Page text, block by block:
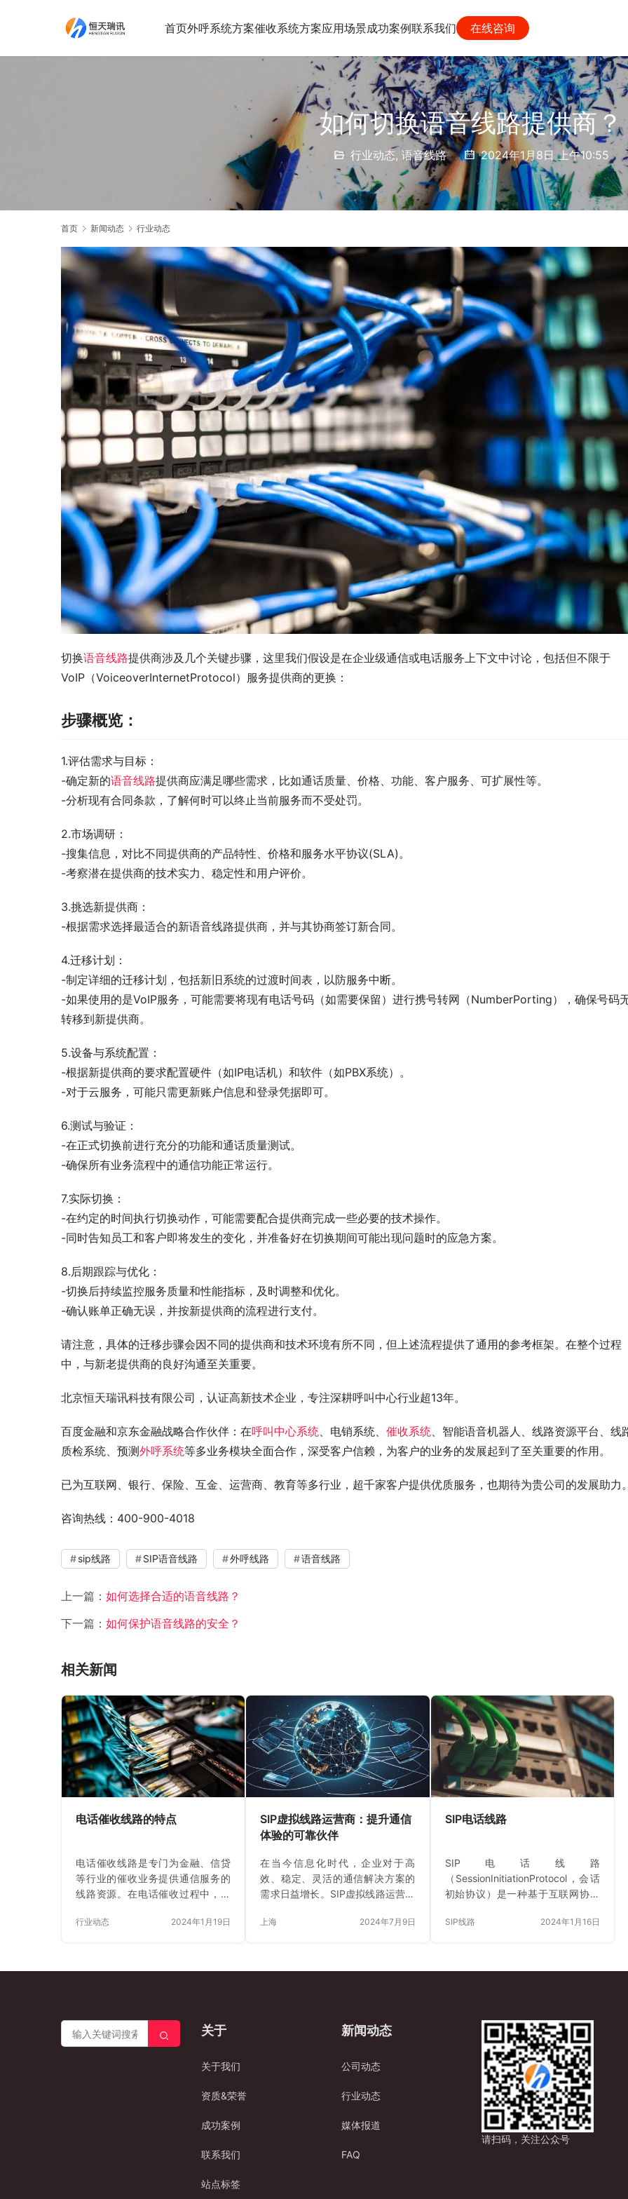
首页外呼系统方案催收系统方案应用场景成功案例联系我们 在线咨询
如何切换语音线路提供商？
行业动态, 语音线路 2024年1月8日 上午10:55
首页 新闻动态 行业动态
切换语音线路提供商涉及几个关键步骤，这里我们假设是在企业级通信或电话服务上下文中讨论，包括但不限于
VoIP（VoiceoverInternetProtocol）服务提供商的更换：
步骤概览：
1.评估需求与目标：
-确定新的语音线路提供商应满足哪些需求，比如通话质量、价格、功能、客户服务、可扩展性等。
-分析现有合同条款，了解何时可以终止当前服务而不受处罚。
2.市场调研：
-搜集信息，对比不同提供商的产品特性、价格和服务水平协议(SLA)。
-考察潜在提供商的技术实力、稳定性和用户评价。
3.挑选新提供商：
-根据需求选择最适合的新语音线路提供商，并与其协商签订新合同。
4.迁移计划：
-制定详细的迁移计划，包括新旧系统的过渡时间表，以防服务中断。
-如果使用的是VoIP服务，可能需要将现有电话号码（如需要保留）进行携号转网（NumberPorting），确保号码
转移到新提供商。
5.设备与系统配置：
-根据新提供商的要求配置硬件（如IP电话机）和软件（如PBX系统）。
-对于云服务，可能只需更新账户信息和登录凭据即可。
6.测试与验证：
-在正式切换前进行充分的功能和通话质量测试。
-确保所有业务流程中的通信功能正常运行。
7.实际切换：
-在约定的时间执行切换动作，可能需要配合提供商完成一些必要的技术操作。
-同时告知员工和客户即将发生的变化，并准备好在切换期间可能出现问题时的应急方案。
8.后期跟踪与优化：
-切换后持续监控服务质量和性能指标，及时调整和优化。
-确认账单正确无误，并按新提供商的流程进行支付。
请注意，具体的迁移步骤会因不同的提供商和技术环境有所不同，但上述流程提供了通用的参考框架。在整个过程
中，与新老提供商的良好沟通至关重要。
北京恒天瑞讯科技有限公司，认证高新技术企业，专注深耕呼叫中心行业超13年。
百度金融和京东金融战略合作伙伴：在呼叫中心系统、电销系统、 催收系统、智能语音机器人、线路资源平台、线
质检系统、预测外呼系统等多业务模块全面合作，深受客户信赖，为客户的业务的发展起到了至关重要的作用。
已为互联网、银行、保险、互金、运营商、教育等多行业，超千家客户提供优质服务，也期待为贵公司的发展助力
咨询热线：400-900-4018
sip线路 SIP语音线路 外呼线路 语音线路
上一篇： 如何选择合适的语音线路？
下一篇： 如何保护语音线路的安全？
相关新闻
电话催收线路的特点
电话催收线路是专门为金融、信贷
等行业的催收业务提供通信服务的
线路资源。在电话催收过程中，企
通逾期账款等相关事宜。这类线路
电话催收线路能够支持大规模、高
符合国家相关法律法规要求，确保
催收过程中的电话行为合法合规，
例如支持通话录音以备存档和查
询，满足监管机构对催收业务的严
量、稳定的通话线路，减少断线、
行业动态 2024年1月19日
SIP虚拟线路运营商：提升通信
体验的可靠伙伴
在当今信息化时代，企业对于高
效、稳定、灵活的通信解决方案的
需求日益增长。SIP虚拟线路运营商
升通信体验的可靠伙伴。 SIP虚拟
方式。与传统的物理线路相比，SIP
理线路的限制。这种灵活性使得企
断增长的通信需求。 除了灵活性，
验。他们通过优化网络传输协议和
上海 2024年7月9日
SIP电话线路
SIP电话线路
（SessionInitiationProtocol，会话
初始协议）是一种基于互联网协议
和管理多媒体会话，如语音通话、
的语音服务线路，它替代了传统的
，网络电话）服务。 以下是SIP电
话线路的一些关键特点： 1.集成
性：SIP线路可以无缝集成到企业的
IP-PBX系统或其他支持SIP协议的电
SIP线路 2024年1月16日
关于
关于我们
资质&荣誉
成功案例
联系我们
站点标签
新闻动态
公司动态
行业动态
媒体报道
FAQ
请扫码，关注公众号